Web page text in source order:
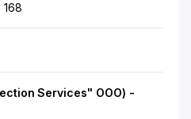
Services" OOO) -